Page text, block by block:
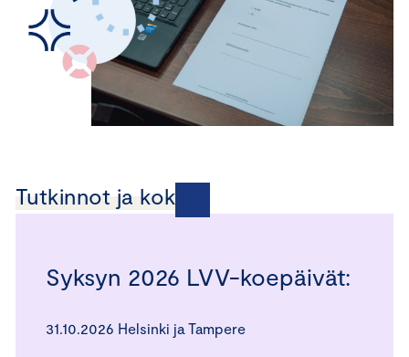
Tutkinnot ja kokeet
Syksyn 2026 LVV-koepäivät:
31.10.2026 Helsinki ja Tampere